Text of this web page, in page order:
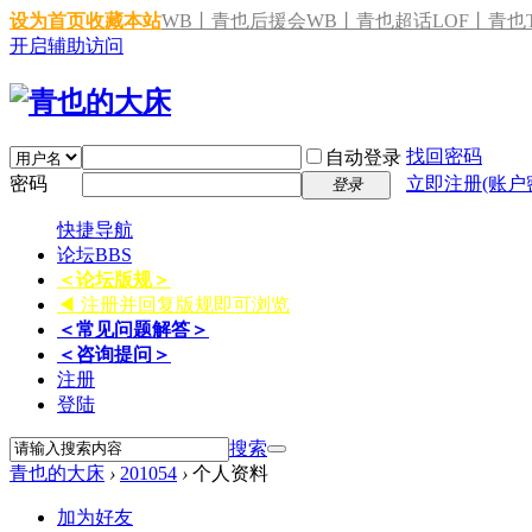
设为首页收藏本站WB丨青也后援会WB丨青也超话LOF丨青也
开启辅助访问
自动登录 找回密码
密码
登录 立即注册(账
快捷导航
论坛BBS
＜论坛版规＞
◀ 注册并回复版规即可浏览
＜常见问题解答＞
＜咨询提问＞
注册
登陆
搜索
青也的大床 › 201054 › 个人资料
加为好友